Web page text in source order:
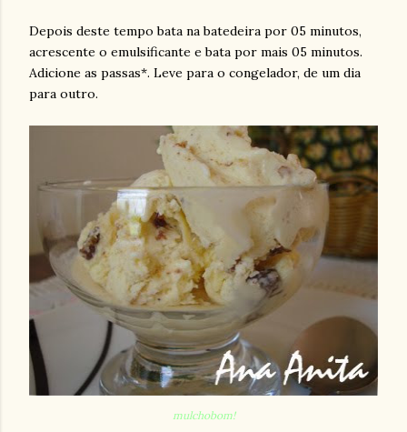
Depois deste tempo bata na batedeira por 05 minutos,
acrescente o emulsificante e bata por mais 05 minutos.
Adicione as passas*. Leve para o congelador, de um dia
para outro.
mulchobom!